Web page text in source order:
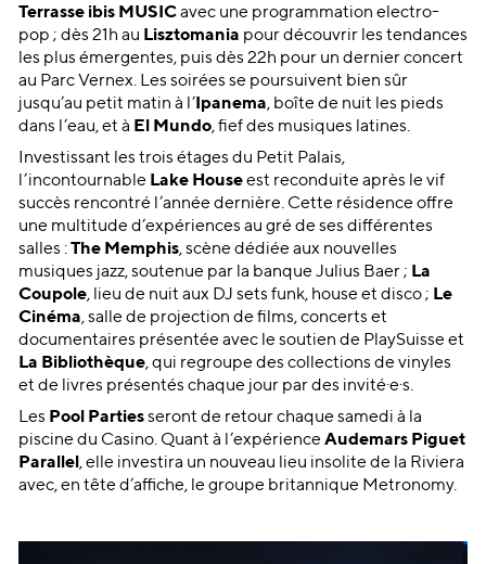
Terrasse ibis MUSICavec une programmation electro-
pop ; dès 21h au Lisztomania pour découvrir les tendances
les plus émergentes, puis dès 22h pour un dernier concert
au Parc Vernex. Les soirées se poursuivent bien sûr
jusqu’au petit matin à l’Ipanema, boîte de nuit les pieds
dans l’eau, et à El Mundo, fief des musiques latines.
Investissant les trois étages du Petit Palais,
l’incontournable Lake Houseest reconduite après le vif
succès rencontré l’année dernière. Cette résidence offre
une multitude d’expériences au gré de ses différentes
salles :The Memphis, scène dédiée aux nouvelles
musiques jazz, soutenue par la banque Julius Baer ; La
Coupole, lieu de nuit aux DJ sets funk, house et disco ; Le
Cinéma, salle de projection de films, concerts et
documentaires présentée avec le soutien de PlaySuisse et
La Bibliothèque, qui regroupe des collections de vinyles
et de livres présentés chaque jour par des invité·e·s.
Les Pool Partiesseront de retour chaque samedi à la
piscine du Casino. Quant à l’expérience Audemars Piguet
Parallel , elle investira un nouveau lieu insolite de la Riviera
avec, en tête d’affiche, le groupe britannique Metronomy.